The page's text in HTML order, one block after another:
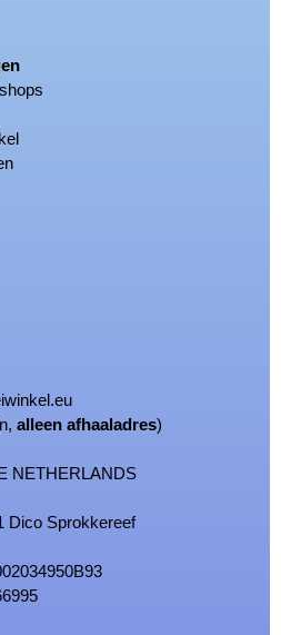
alleen afhaaladres)
NETHERLANDS
Dico Sprokkereef